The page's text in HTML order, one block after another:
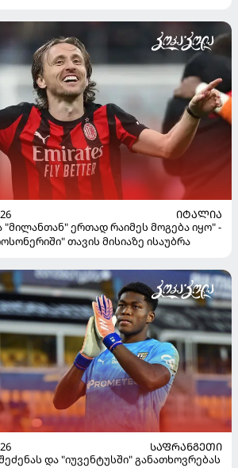
ᲘᲢᲐᲚᲘᲐ
"მილანთან" ერთად რაიმეს მოგება იყო" -
თავის მისიაზე ისაუბრა
ᲡᲐᲤᲠᲐᲜᲒᲔᲗᲘ
და "იუვენტუსში" განათხოვრებას